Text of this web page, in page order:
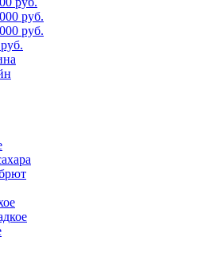
руб.
руб.